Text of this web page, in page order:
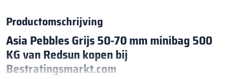
Productomschrijving
Asia Pebbles Grijs 50-70 mm minibag 500
KG van Redsun kopen bij
Bestratingsmarkt.com